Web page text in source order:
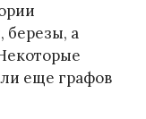
березы, а
еще графов